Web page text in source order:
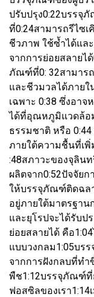
ปรับปรุง0:22บรรจุ
ที่0:24สามารถรีไซเ
ชีวภาพ ใช้ซ้ำได้แล
จากการย่อยสลาย
ภัณฑ์ที่0: 32สามาร
และชีวมวลได้ภายใ
เฉพาะ 0:38 ซึ่งอา
ได้ที่อุณหภูมิแวดล้อ
ธรรมชาติ หรือ
ภายใต้ความชื้นที่เ
:48สภาวะของจุลิน
ผลิตจาก0:52ปัจจัยก
ให้บรรจุภัณฑ์ติดฉล
อยู่ภายใต้มาตรฐาน
และยุโรปจะได้รับ
ย่อยสลายได้ คือ
แบบวงกลม1:05บร
จากการฝังกลบที่ทำ
พืช1:12บรรจุภัณฑ์ที่
ฟอสซิลของเรา1:14